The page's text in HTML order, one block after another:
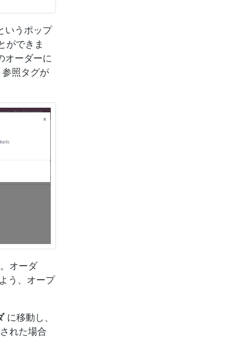
いうポップ
ができま
オーダーに
照タグが
オーダ
う、オープ
に移動し、
れた場合